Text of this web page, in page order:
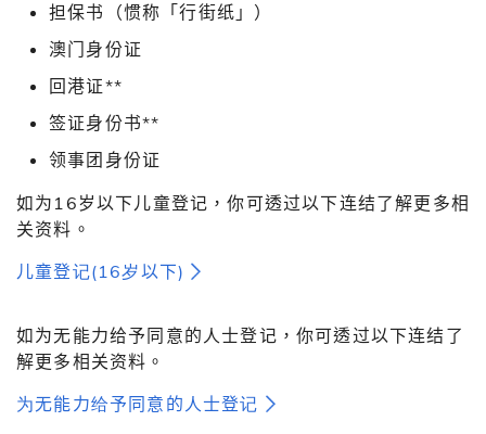
担保书（惯称「行街纸」）
澳门身份证
回港证**
签证身份书**
领事团身份证
如为16岁以下儿童登记，你可透过以下连结了解更多相
关资料。
儿童登记(16岁以下)
如为无能力给予同意的人士登记，你可透过以下连结了
解更多相关资料。
为无能力给予同意的人士登记